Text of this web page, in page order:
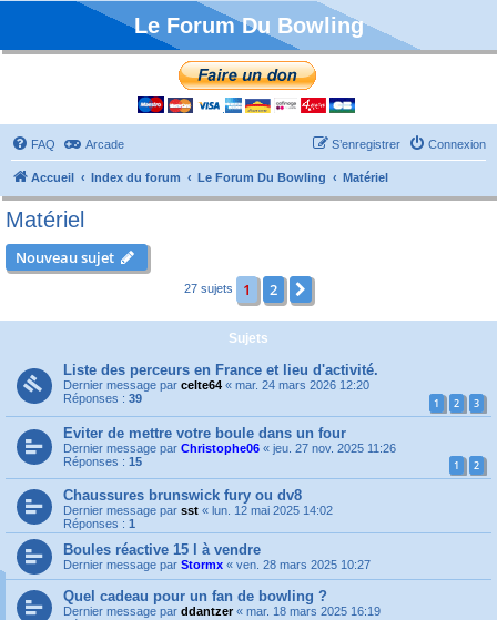
Le Forum Du Bowling
FAQ Arcade Connexion
S’enregistrer
Accueil Index du forum Le Forum Du Bowling Matériel
Matériel
Nouveau sujet
27 sujets 1 2
Sujets
Liste des perceurs en France et lieu d'activité.
Dernier message par celte64 « mar. 24 mars 2026 12:20
Réponses : 39 1 2 3
Eviter de mettre votre boule dans un four
Dernier message par Christophe06 « jeu. 27 nov. 2025 11:26
Réponses : 15 1 2
Chaussures brunswick fury ou dv8
Dernier message par sst « lun. 12 mai 2025 14:02
Réponses : 1
Boules réactive 15 l à vendre
Dernier message par Stormx « ven. 28 mars 2025 10:27
Quel cadeau pour un fan de bowling ?
Dernier message par ddantzer« mar. 18 mars 2025 16:19